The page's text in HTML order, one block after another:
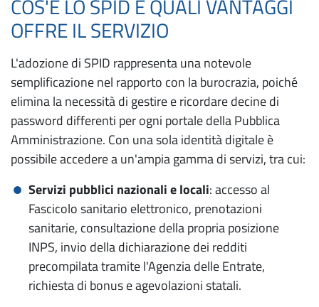
COS'È LO SPID E QUALI VANTAGGI
OFFRE IL SERVIZIO
L'adozione di SPID rappresenta una notevole
semplificazione nel rapporto con la burocrazia, poiché
elimina la necessità di gestire e ricordare decine di
password differenti per ogni portale della Pubblica
Amministrazione. Con una sola identità digitale è
possibile accedere a un'ampia gamma di servizi, tra cui:
Servizi pubblici nazionali e locali: accesso al
Fascicolo sanitario elettronico, prenotazioni
sanitarie, consultazione della propria posizione
INPS, invio della dichiarazione dei redditi
precompilata tramite l'Agenzia delle Entrate,
richiesta di bonus e agevolazioni statali.